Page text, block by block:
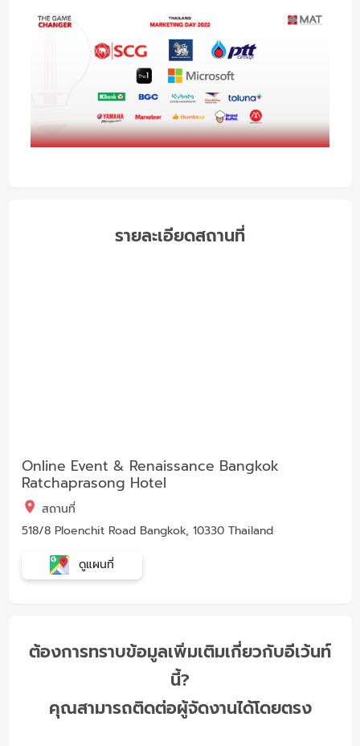
รายละเอียดสถานที่
Online Event & Renaissance Bangkok
Ratchaprasong Hotel
สถานที่
518/8 Ploenchit Road Bangkok, 10330 Thailand
ดูแผนที่
ต้องการทราบข้อมูลเพิ่มเติมเกี่ยวกับอีเว้นท์
นี้?
คุณสามารถติดต่อผู้จัดงานได้โดยตรง